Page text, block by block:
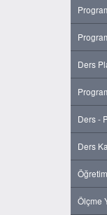
Ders
Ders -
Ders
Ölçme